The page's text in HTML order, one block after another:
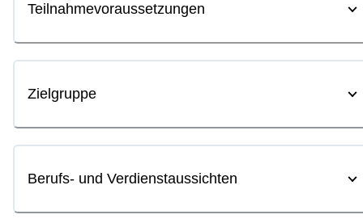
Teilnahmevoraussetzungen
Zielgruppe
Berufs- und Verdienstaussichten